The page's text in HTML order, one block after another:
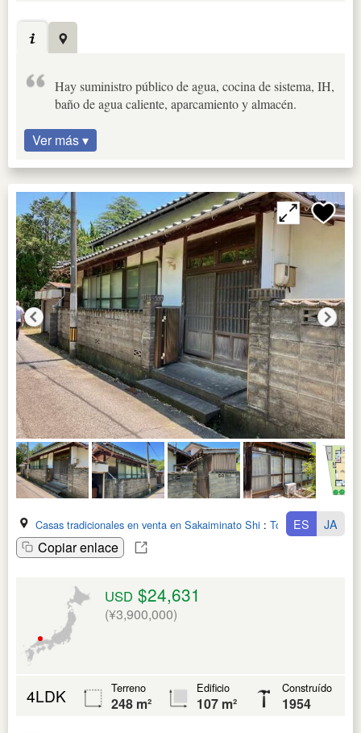
Hay suministro público de agua, cocina de sistema, IH,
baño de agua caliente, aparcamiento y almacén.
Ver más ▾
Casas tradicionales en venta en Sakaiminato Shi : Tottori Ken
Copiar enlace
ES JA
USD $24,631
(¥3,900,000)
4LDK Terreno
248 m²
Edificio
107 m²
Construído
1954